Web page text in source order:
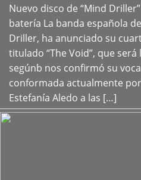
Nuevo disco de “Mind
batería La banda española
Driller, ha anunciado su
titulado “The Void”, que
segúnb nos confirmó su
conformada actualmente
Estefanía Aledo a las […]